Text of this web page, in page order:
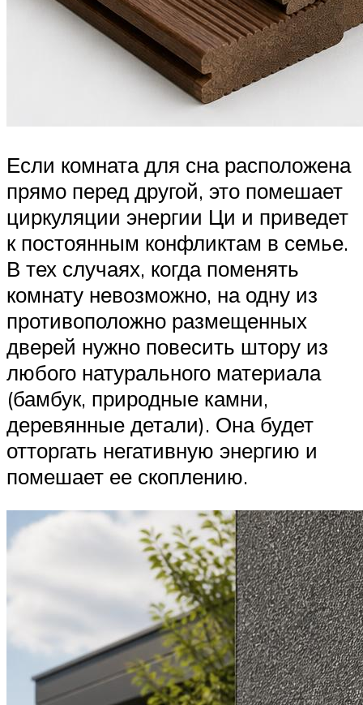
Если комната для сна расположена
прямо перед другой, это помешает
циркуляции энергии Ци и приведет
к постоянным конфликтам в семье.
В тех случаях, когда поменять
комнату невозможно, на одну из
противоположно размещенных
дверей нужно повесить штору из
любого натурального материала
(бамбук, природные камни,
деревянные детали). Она будет
отторгать негативную энергию и
помешает ее скоплению.